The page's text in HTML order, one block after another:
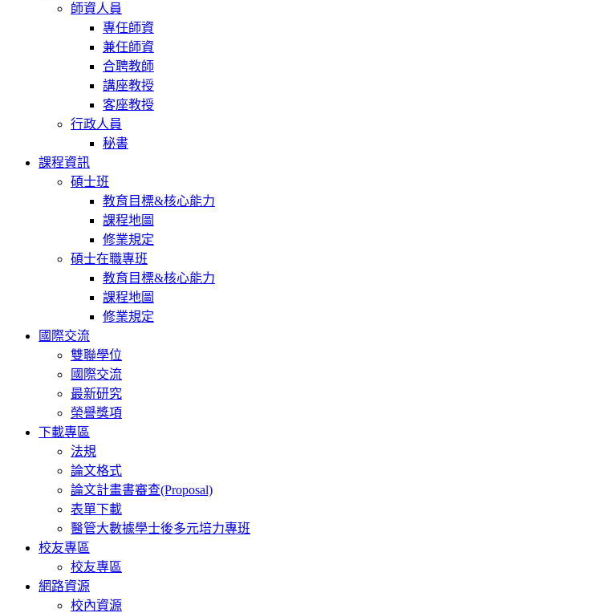
師資人員
專任師資
兼任師資
合聘教師
講座教授
客座教授
行政人員
秘書
課程資訊
碩士班
教育目標&核心能力
課程地圖
修業規定
碩士在職專班
教育目標&核心能力
課程地圖
修業規定
國際交流
雙聯學位
國際交流
最新研究
榮譽獎項
下載專區
法規
論文格式
論文計畫書審查(Proposal)
表單下載
醫管大數據學士後多元培力專班
校友專區
校友專區
網路資源
校內資源